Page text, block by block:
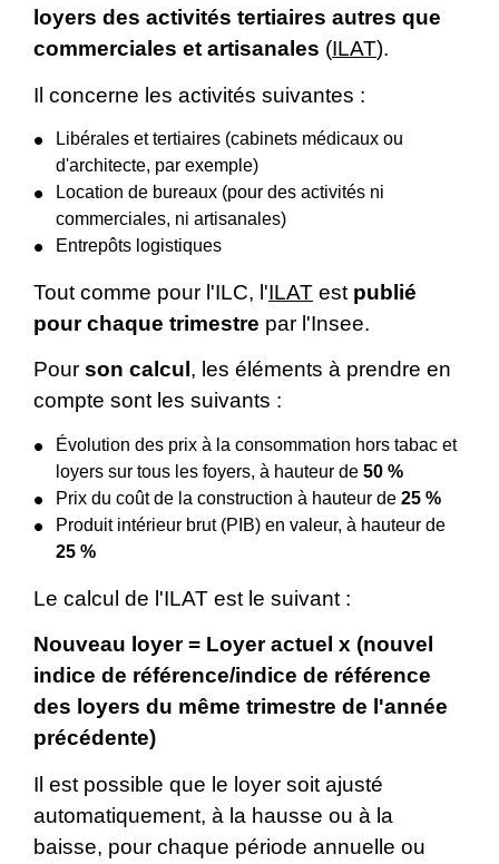
loyers des activités tertiaires autres que
commerciales et artisanales (ILAT).
Il concerne les activités suivantes :
Libérales et tertiaires (cabinets médicaux ou
d'architecte, par exemple)
Location de bureaux (pour des activités ni
commerciales, ni artisanales)
Entrepôts logistiques
Tout comme pour l'ILC, l'ILAT est publié
pour chaque trimestre par l'Insee.
Pour son calcul , les éléments à prendre en
compte sont les suivants :
Évolution des prix à la consommation hors tabac et
loyers sur tous les foyers, à hauteur de 50 %
Prix du coût de la construction à hauteur de 25 %
Produit intérieur brut (PIB) en valeur, à hauteur de
25 %
Le calcul de l'ILAT est le suivant :
Nouveau loyer = Loyer actuel x (nouvel
indice de référence/indice de référence
des loyers du même trimestre de l'année
précédente)
Il est possible que le loyer soit ajusté
automatiquement, à la hausse ou à la
baisse, pour chaque période annuelle ou